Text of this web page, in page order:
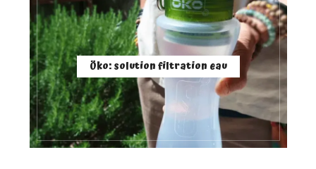
Öko: solution filtration eau